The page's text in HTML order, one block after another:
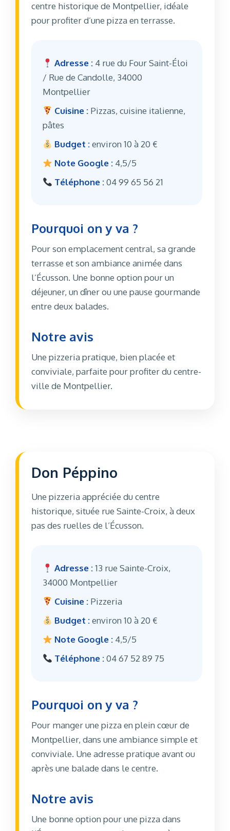
centre historique de Montpellier, idéale
pour profiter d’une pizza en terrasse.
Adresse : 4 rue du Four Saint-Éloi
/ Rue de Candolle, 34000
Montpellier
Cuisine : Pizzas, cuisine italienne,
pâtes
Budget :environ 10 à 20 €
Note Google : 4,5/5
Téléphone :04 99 65 56 21
Pourquoi on y va ?
Pour son emplacement central, sa grande
terrasse et son ambiance animée dans
l’Écusson. Une bonne option pour un
déjeuner, un dîner ou une pause gourmande
entre deux balades.
Notre avis
Une pizzeria pratique, bien placée et
conviviale, parfaite pour profiter du centre-
ville de Montpellier.
Don Péppino
Une pizzeria appréciée du centre
historique, située rue Sainte-Croix, à deux
pas des ruelles de l’Écusson.
Adresse :13 rue Sainte-Croix,
34000 Montpellier
Cuisine : Pizzeria
Budget :environ 10 à 20 €
Note Google : 4,5/5
Téléphone :04 67 52 89 75
Pourquoi on y va ?
Pour manger une pizza en plein cœur de
Montpellier, dans une ambiance simple et
conviviale. Une adresse pratique avant ou
après une balade dans le centre.
Notre avis
Une bonne option pour une pizza dans